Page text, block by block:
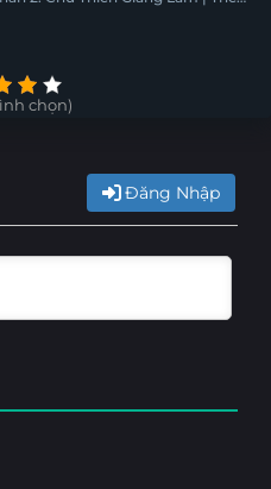
Tập 15
Tập 6
chọn)
Đăng Nhập